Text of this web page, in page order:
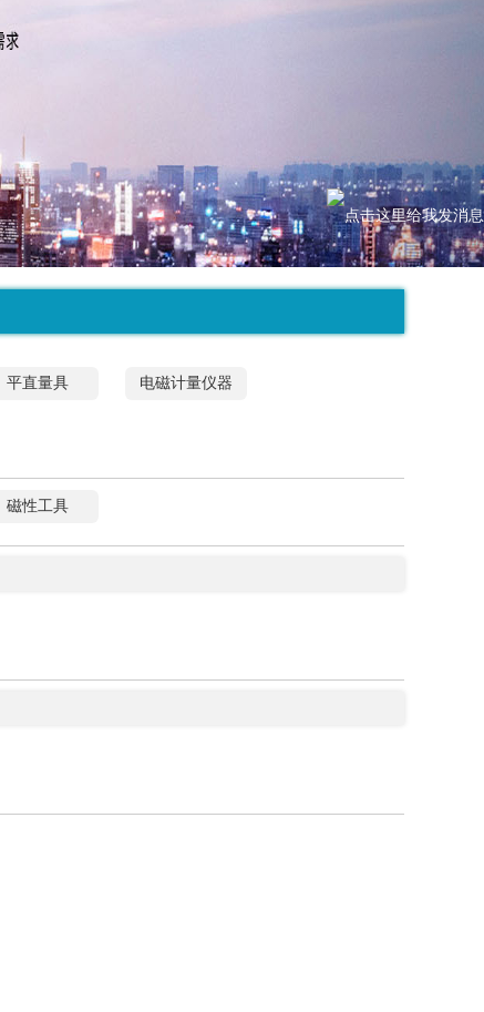
平直量具 电磁计量仪器
磁性工具